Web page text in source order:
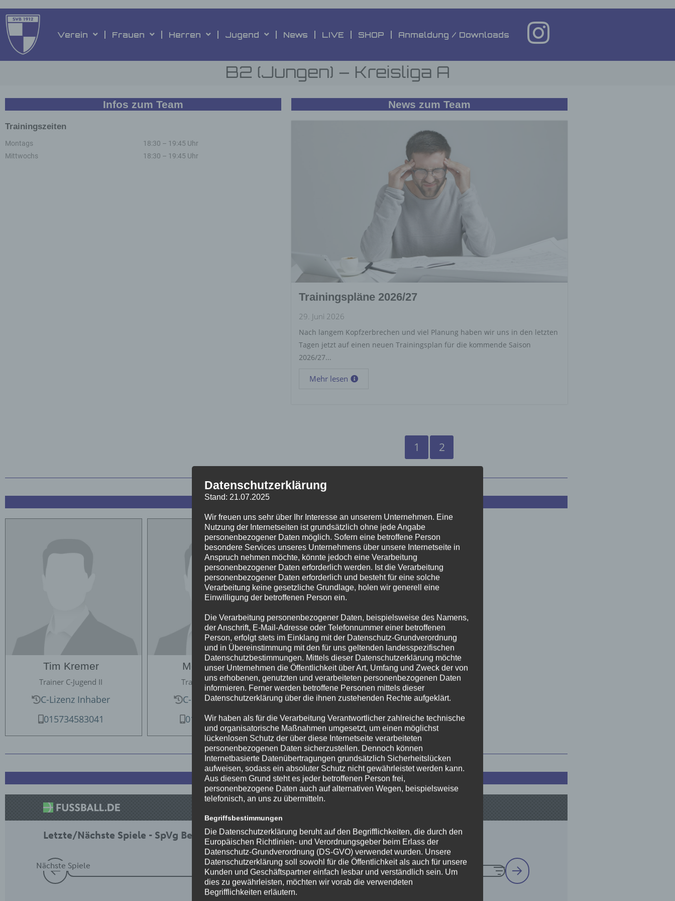
springen
Verein Frauen Herren Jugend News LIVE SHOP Anmeldung / Downloads
B2 (Jungen) – Kreisliga A
Infos zum Team
Trainingszeiten
Montags
Mittwochs
18:30 – 19:45 Uhr
18:30 – 19:45 Uhr
News zum Team
Trainingspläne 2026/27
29. Juni 2026
Nach langem Kopfzerbrechen und viel Planung haben wir uns in den letzten
Tagen jetzt auf einen neuen Trainingsplan für die kommende Saison
2026/27...
Mehr lesen
1 2
Trainerstab
Tim Kremer
Trainer C-Jugend II
015734583041
C-Lizenz Inhaber
Moe Haacke
Trainer C-Jugend II
017622552371
C-Lizenz Inhaber
Spielplan und Tabelle
Datenschutzerklärung
Stand: 21.07.2025
Wir freuen uns sehr über Ihr Interesse an unserem Unternehmen. Eine
Nutzung der Internetseiten ist grundsätzlich ohne jede Angabe
personenbezogener Daten möglich. Sofern eine betroffene Person
besondere Services unseres Unternehmens über unsere Internetseite in
Anspruch nehmen möchte, könnte jedoch eine Verarbeitung
personenbezogener Daten erforderlich werden. Ist die Verarbeitung
personenbezogener Daten erforderlich und besteht für eine solche
Verarbeitung keine gesetzliche Grundlage, holen wir generell eine
Einwilligung der betroffenen Person ein.
Die Verarbeitung personenbezogener Daten, beispielsweise des Namens,
der Anschrift, E-Mail-Adresse oder Telefonnummer einer betroffenen
Person, erfolgt stets im Einklang mit der Datenschutz-Grundverordnung
und in Übereinstimmung mit den für uns geltenden landesspezifischen
Datenschutzbestimmungen. Mittels dieser Datenschutzerklärung möchte
unser Unternehmen die Öffentlichkeit über Art, Umfang und Zweck der von
uns erhobenen, genutzten und verarbeiteten personenbezogenen Daten
informieren. Ferner werden betroffene Personen mittels dieser
Datenschutzerklärung über die ihnen zustehenden Rechte aufgeklärt.
Wir haben als für die Verarbeitung Verantwortlicher zahlreiche technische
und organisatorische Maßnahmen umgesetzt, um einen möglichst
lückenlosen Schutz der über diese Internetseite verarbeiteten
personenbezogenen Daten sicherzustellen. Dennoch können
Internetbasierte Datenübertragungen grundsätzlich Sicherheitslücken
aufweisen, sodass ein absoluter Schutz nicht gewährleistet werden kann.
Aus diesem Grund steht es jeder betroffenen Person frei,
personenbezogene Daten auch auf alternativen Wegen, beispielsweise
telefonisch, an uns zu übermitteln.
Begriffsbestimmungen
Die Datenschutzerklärung beruht auf den Begrifflichkeiten, die durch den
Europäischen Richtlinien- und Verordnungsgeber beim Erlass der
Datenschutz-Grundverordnung (DS-GVO) verwendet wurden. Unsere
Datenschutzerklärung soll sowohl für die Öffentlichkeit als auch für unsere
Kunden und Geschäftspartner einfach lesbar und verständlich sein. Um
dies zu gewährleisten, möchten wir vorab die verwendeten
Begrifflichkeiten erläutern.